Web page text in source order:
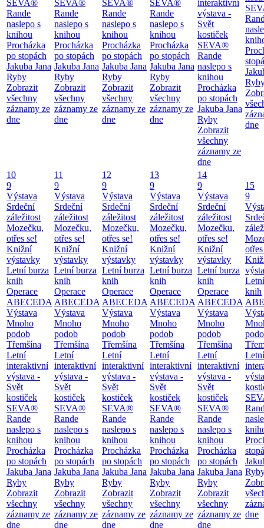
SEVA®
Rande
naslepo s
knihou
Procházka
po stopách
Jakuba Jana
Ryby
Zobrazit
všechny
záznamy ze
dne
SEVA®
Rande
naslepo s
knihou
Procházka
po stopách
Jakuba Jana
Ryby
Zobrazit
všechny
záznamy ze
dne
SEVA®
Rande
naslepo s
knihou
Procházka
po stopách
Jakuba Jana
Ryby
Zobrazit
všechny
záznamy ze
dne
SEVA®
Rande
naslepo s
knihou
Procházka
po stopách
Jakuba Jana
Ryby
Zobrazit
všechny
záznamy ze
dne
interaktivní
výstava -
Svět
kostiček
SEVA®
Rande
naslepo s
knihou
Procházka
po stopách
Jakuba Jana
Ryby
Zobrazit
všechny
záznamy ze
dne
dne
10
9
Výstava
Srdeční
záležitost
Mozečku,
otřes se!
Knižní
výstavky
Letní burza
knih
Operace
ABECEDA
Výstava
Mnoho
podob
Třemšína
Letní
interaktivní
výstava -
Svět
kostiček
SEVA®
Rande
naslepo s
knihou
Procházka
po stopách
Jakuba Jana
Ryby
Zobrazit
všechny
záznamy ze
dne
11
9
Výstava
Srdeční
záležitost
Mozečku,
otřes se!
Knižní
výstavky
Letní burza
knih
Operace
ABECEDA
Výstava
Mnoho
podob
Třemšína
Letní
interaktivní
výstava -
Svět
kostiček
SEVA®
Rande
naslepo s
knihou
Procházka
po stopách
Jakuba Jana
Ryby
Zobrazit
všechny
záznamy ze
dne
12
9
Výstava
Srdeční
záležitost
Mozečku,
otřes se!
Knižní
výstavky
Letní burza
knih
Operace
ABECEDA
Výstava
Mnoho
podob
Třemšína
Letní
interaktivní
výstava -
Svět
kostiček
SEVA®
Rande
naslepo s
knihou
Procházka
po stopách
Jakuba Jana
Ryby
Zobrazit
všechny
záznamy ze
dne
13
9
Výstava
Srdeční
záležitost
Mozečku,
otřes se!
Knižní
výstavky
Letní burza
knih
Operace
ABECEDA
Výstava
Mnoho
podob
Třemšína
Letní
interaktivní
výstava -
Svět
kostiček
SEVA®
Rande
naslepo s
knihou
Procházka
po stopách
Jakuba Jana
Ryby
Zobrazit
všechny
záznamy ze
dne
14
9
Výstava
Srdeční
záležitost
Mozečku,
otřes se!
Knižní
výstavky
Letní burza
knih
Operace
ABECEDA
Výstava
Mnoho
podob
Třemšína
Letní
interaktivní
výstava -
Svět
kostiček
SEVA®
Rande
naslepo s
knihou
Procházka
po stopách
Jakuba Jana
Ryby
Zobrazit
všechny
záznamy ze
dne
15
9
knih
Letní
dne